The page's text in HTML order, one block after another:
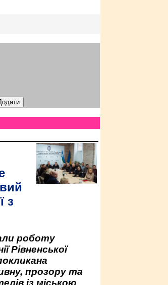
з
роботу
Рівненської
прозору та
із міською